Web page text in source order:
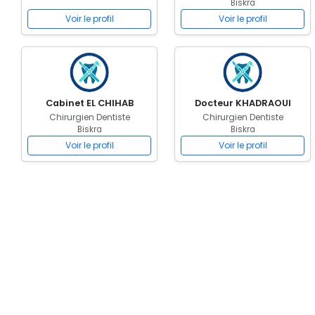
Voir le profil
Biskra
Voir le profil
Cabinet EL CHIHAB
Chirurgien Dentiste
Biskra
Voir le profil
Docteur KHADRAOUI
Chirurgien Dentiste
Biskra
Voir le profil